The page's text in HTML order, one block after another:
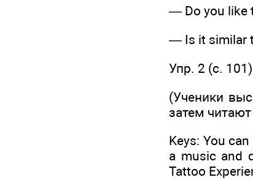
— Do you like
— Is it similar
Упр. 2 (c.
(Ученики
затем
Keys: You
a music and
Tattoo